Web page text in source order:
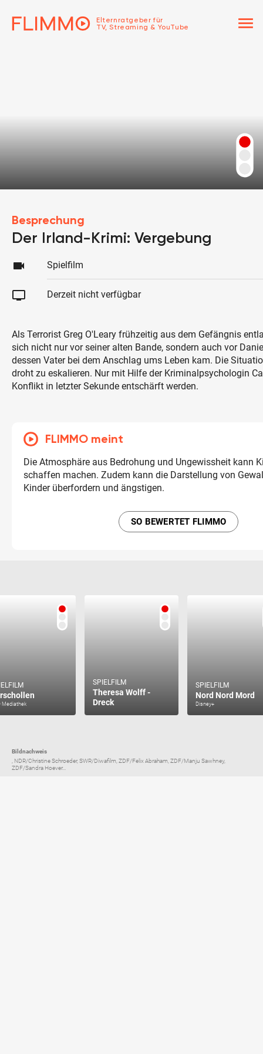
Elternratgeber für
TV, Streaming & YouTube
menu
Besprechung
Der Irland-Krimi: Vergebung
videocam Spielfilm
tv Derzeit nicht verfügbar
Als Terrorist Greg O'Leary frühzeitig aus dem Gefängnis
sich nicht nur vor seiner alten Bande, sondern auch vor
dessen Vater bei dem Anschlag ums Leben kam. Die
droht zu eskalieren. Nur mit Hilfe der Kriminalpsychologin
Konflikt in letzter Sekunde entschärft werden.
FLIMMO meint
Die Atmosphäre aus Bedrohung und Ungewissheit kann
schaffen machen. Zudem kann die Darstellung von
Kinder überfordern und ängstigen.
SO BEWERTET FLIMMO
Mediathek
SPIELFILM
Theresa Wolff -
Dreck
SPIELFILM
Nord Nord Mord
Disney+
Bildnachweis
, NDR/Christine Schroeder, SWR/Diwafilm, ZDF/Felix Abraham, ZDF/Manju Sawhney,
ZDF/Sandra Hoever...